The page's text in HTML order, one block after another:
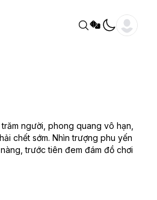
người, phong quang vô hạn,
chết sớm. Nhìn trượng phu yến
trước tiên đem đám đồ chơi